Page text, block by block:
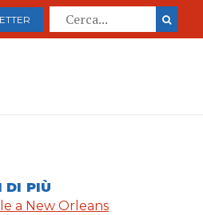
DI PIÙ
a New Orleans